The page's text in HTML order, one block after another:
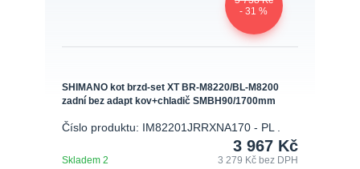
- 31 %
SHIMANO kot brzd-set XT BR-M8220/BL-M8200
zadní bez adapt kov+chladič SMBH90/1700mm
Číslo produktu: IM82201JRRXNA170 - PL .
3 967 Kč
3 279 Kč bez DPH
Skladem 2